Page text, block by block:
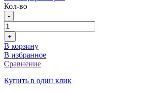
Кол-во
-
+
В корзину
В избранное
Сравнение
Купить в один клик